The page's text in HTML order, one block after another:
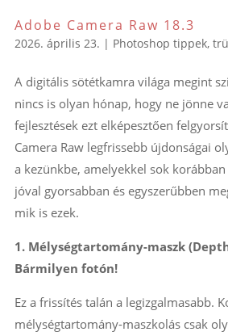
Adobe Camera Raw 18.3
2026. április 23. | Photoshop tippek,
A digitális sötétkamra világa megint
nincs is olyan hónap, hogy ne jönne
fejlesztések ezt elképesztően
Camera Raw legfrissebb újdonságai
a kezünkbe, amelyekkel sok
jóval gyorsabban és egyszerűbben
mik is ezek.
1. Mélységtartomány-maszk
Bármilyen fotón!
Ez a frissítés talán a legizgalmasabb.
mélységtartomány-maszkolás csak